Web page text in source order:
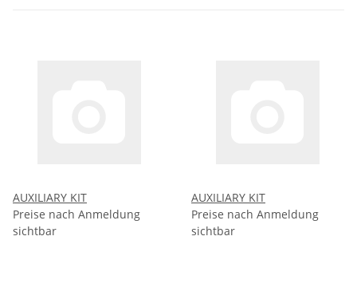
AUXILIARY KIT
Preise nach Anmeldung
sichtbar
AUXILIARY KIT
Preise nach Anmeldung
sichtbar